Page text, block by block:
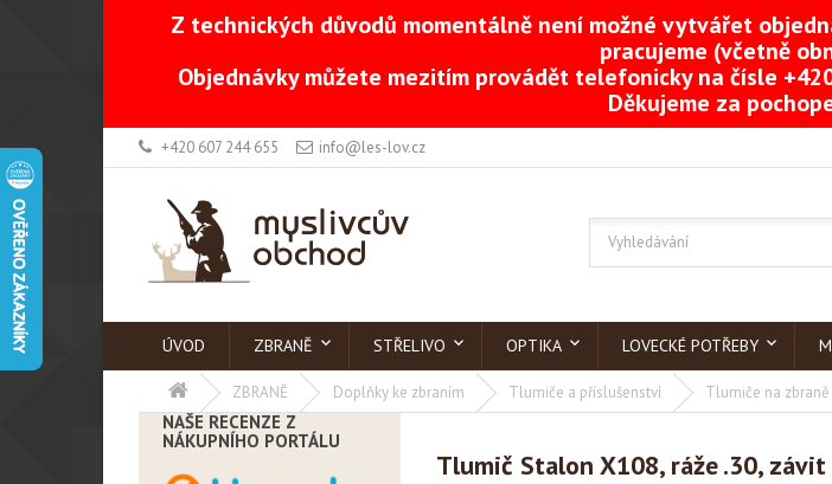
Z technických důvodů momentálně není možné vytvářet
pracujeme (včetně
Objednávky můžete mezitím provádět telefonicky na čísle
Děkujeme za
+420 607 244 655 info@les-lov.cz
ÚVOD ZBRANĚ STŘELIVO OPTIKA LOVECKÉ POTŘEBY
ZBRANĚ Doplňky ke zbraním Tlumiče a příslušenství Tlumiče na zbraně
NAŠE RECENZE Z
NÁKUPNÍHO PORTÁLU
Tlumič Stalon X108, ráže .30, závit